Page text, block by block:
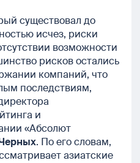
существовал до
исчез, риски
возможности
рисков остались
компаний, что
последствиям,
и
«Абсолют
. По его словам,
азиатские